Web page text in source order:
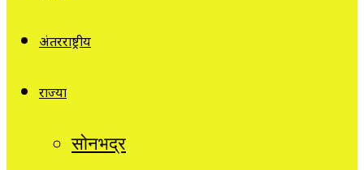
अंतरराष्ट्रीय
राज्यों
सोनभद्र